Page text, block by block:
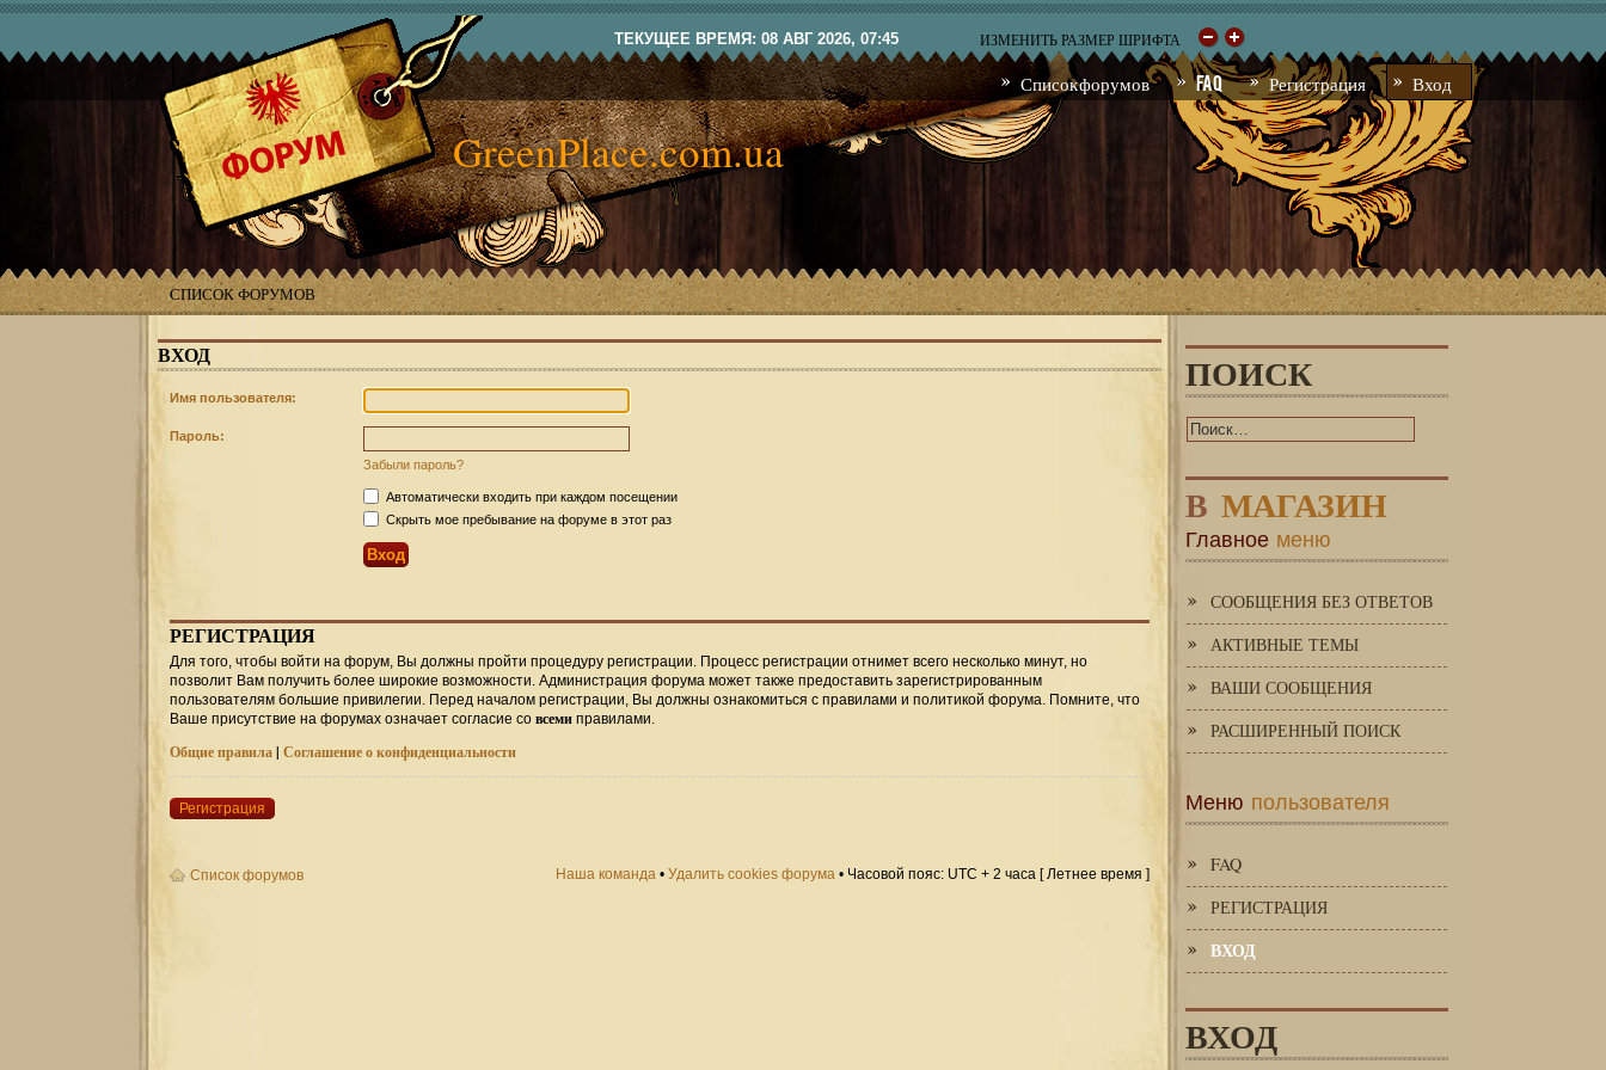
ТЕКУЩЕЕ ВРЕМЯ: 08 АВГ 2026, 07:45 ИЗМЕНИТЬ РАЗМЕР ШРИФТА
Список форумов FAQ Регистрация Вход
GreenPlace.com.ua
СПИСОК ФОРУМОВ
ВХОД
Имя пользователя:
Пароль:
Забыли пароль?
Автоматически входить при каждом посещении
Скрыть мое пребывание на форуме в этот раз
РЕГИСТРАЦИЯ
Для того, чтобы войти на форум, Вы должны пройти процедуру регистрации. Процесс регистрации отнимет всего несколько минут, но
позволит Вам получить более широкие возможности. Администрация форума может также предоставить зарегистрированным
пользователям большие привилегии. Перед началом регистрации, Вы должны ознакомиться с правилами и политикой форума. Помните, что
Ваше присутствие на форумах означает согласие со всеми правилами.
Общие правила| Соглашение о конфиденциальности
Регистрация
Список форумов Наша команда • Удалить cookies форума • Часовой пояс: UTC + 2 часа [ Летнее время ]
ПОИСК
В МАГАЗИН
Главное меню
СООБЩЕНИЯ БЕЗ ОТВЕТОВ
АКТИВНЫЕ ТЕМЫ
ВАШИ СООБЩЕНИЯ
РАСШИРЕННЫЙ ПОИСК
Меню пользователя
FAQ
РЕГИСТРАЦИЯ
ВХОД
ВХОД